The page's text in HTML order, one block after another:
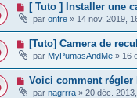
[ Tuto ] Installer une
par onfre » 14 nov. 2019,
[Tuto] Camera de
par MyPumasAndMe » 16
Voici comment régler
par nagrrra » 20 déc.